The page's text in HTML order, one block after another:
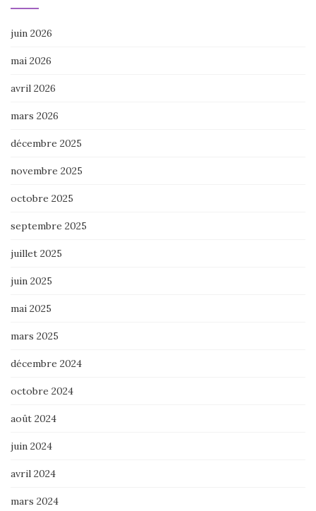
juin 2026
mai 2026
avril 2026
mars 2026
décembre 2025
novembre 2025
octobre 2025
septembre 2025
juillet 2025
juin 2025
mai 2025
mars 2025
décembre 2024
octobre 2024
août 2024
juin 2024
avril 2024
mars 2024